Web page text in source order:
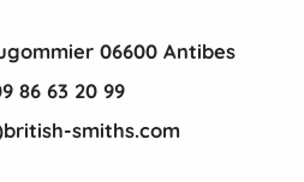
06600 Antibes
86 63 20 99
smiths.com